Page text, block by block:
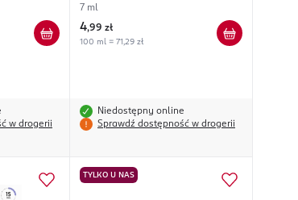
w drogerii
7 ml
4,99 zł
100 ml = 71,29 zł
Niedostępny online
Sprawdź dostępność w drogerii
TYLKO U NAS